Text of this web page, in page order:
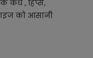
कंधे , हिप्स,
को आसानी